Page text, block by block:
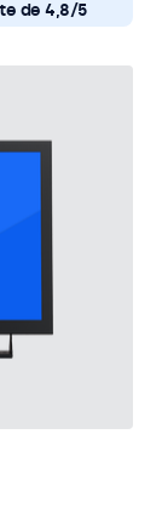
de 4,8/5